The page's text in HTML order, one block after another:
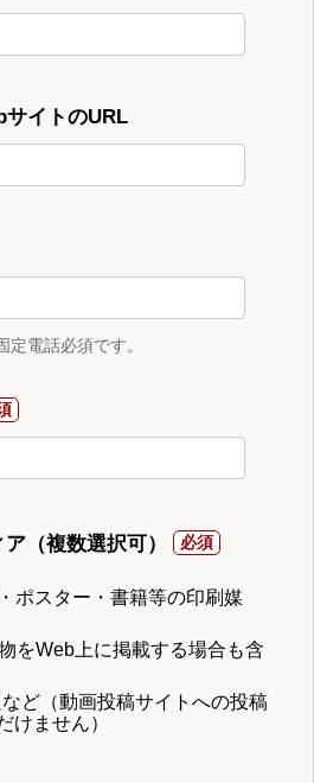
サイトのURL
電話必須です。
（複数選択可）
ポスター・書籍等の印刷媒
をWeb上に掲載する場合も含
ど（動画投稿サイトへの投稿
けません）